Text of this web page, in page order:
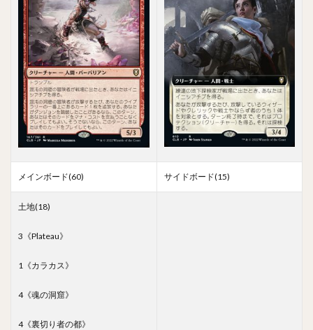
メインボード(60) サイドボード(15)
土地(18)
3《Plateau》
1《カラカス》
4《魂の洞窟》
4《裏切り者の都》